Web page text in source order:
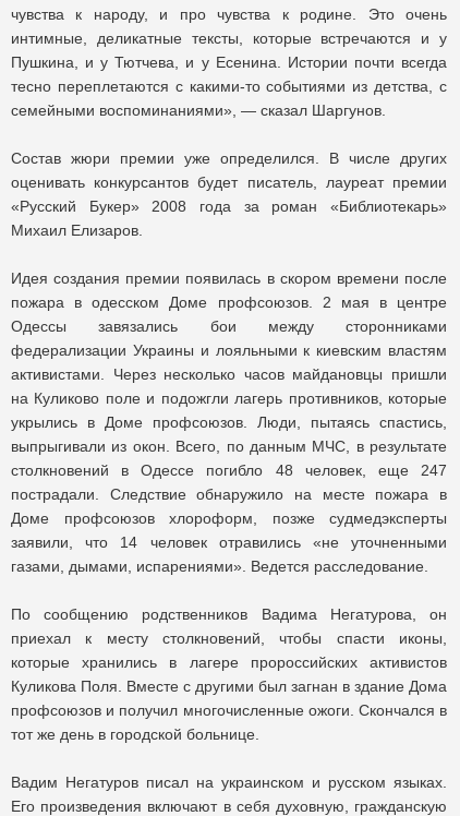
чувства к народу, и про чувства к родине. Это очень
интимные, деликатные тексты, которые встречаются и у
Пушкина, и у Тютчева, и у Есенина. Истории почти всегда
тесно переплетаются с какими-то событиями из детства, с
семейными воспоминаниями», — сказал Шаргунов.
Состав жюри премии уже определился. В числе других
оценивать конкурсантов будет писатель, лауреат премии
«Русский Букер» 2008 года за роман «Библиотекарь»
Михаил Елизаров.
Идея создания премии появилась в скором времени после
пожара в одесском Доме профсоюзов. 2 мая в центре
Одессы завязались бои между сторонниками
федерализации Украины и лояльными к киевским властям
активистами. Через несколько часов майдановцы пришли
на Куликово поле и подожгли лагерь противников, которые
укрылись в Доме профсоюзов. Люди, пытаясь спастись,
выпрыгивали из окон. Всего, по данным МЧС, в результате
столкновений в Одессе погибло 48 человек, еще 247
пострадали. Следствие обнаружило на месте пожара в
Доме профсоюзов хлороформ, позже судмедэксперты
заявили, что 14 человек отравились «не уточненными
газами, дымами, испарениями». Ведется расследование.
По сообщению родственников Вадима Негатурова, он
приехал к месту столкновений, чтобы спасти иконы,
которые хранились в лагере пророссийских активистов
Куликова Поля. Вместе с другими был загнан в здание Дома
профсоюзов и получил многочисленные ожоги. Скончался в
тот же день в городской больнице.
Вадим Негатуров писал на украинском и русском языках.
Его произведения включают в себя духовную, гражданскую